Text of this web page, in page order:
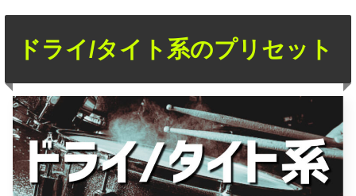
ドライ/タイト系のプリセット